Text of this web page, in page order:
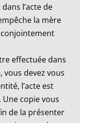
l’acte de
la mère
effectuée dans
vous devez vous
l’acte est
copie vous
de la présenter